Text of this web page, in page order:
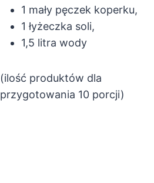
1 mały pęczek koperku,
1 łyżeczka soli,
1,5 litra wody
(ilość produktów dla
przygotowania 10 porcji)